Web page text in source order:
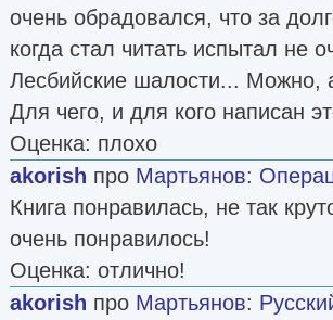
очень обрадовался, что за
когда стал читать испытал не
Лесбийские шалости... Можно,
Для чего, и для кого написан
Оценка: плохо
akorish про Мартьянов:
Книга понравилась, не так
очень понравилось!
Оценка: отлично!
akorish про Мартьянов: